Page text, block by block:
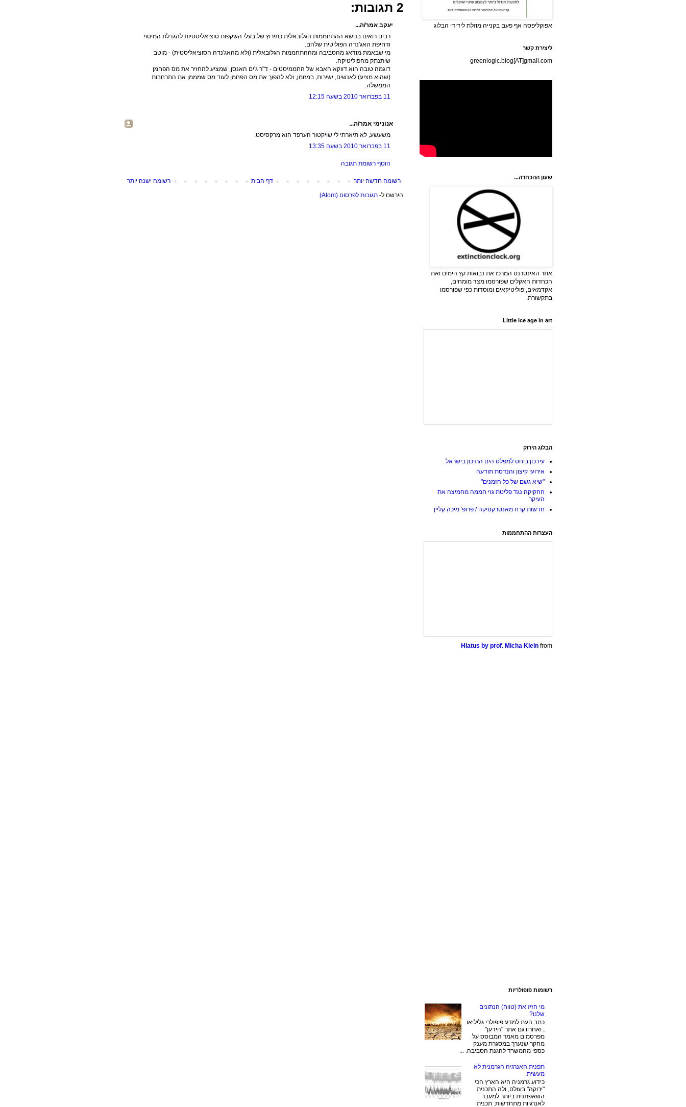
2 תגובות:
יעקב אמר/ה...
רבים רואים בנושא ההתחממות הגלובאלית כתירוץ של בעלי השקפות סוציאליסטיות להגדלת המיסוי
ודחיפת האג'נדה הפוליטית שלהם.
מי שבאמת מודאג מהסביבה ומההתחממות הגלובאלית (ולא מהאג'נדה הסוציאליסטית) - מוטב
שיתנתק מהפוליטיקה.
דוגמה טובה הוא דווקא האבא של החממיסטים - ד"ר ג'ים האנסן, שמציע להחזיר את מס הפחמן
(שהוא מציע) לאנשים, ישירות, במזומן, ולא להפוך את מס הפחמן לעוד מס שמממן את התרחבות
הממשלה.
11 בפברואר 2010 בשעה 12:15
אנונימי אמר/ה...
משעשע, לא תיארתי לי שויקטור הערפד הוא מרקסיסט.
11 בפברואר 2010 בשעה 13:35
הוסף רשומת תגובה
רשומה חדשה יותר רשומה ישנה יותר
דף הבית
הירשם ל- תגובות לפרסום (Atom)
אפוקליפסה אף פעם בקנייה מוזלת לידידי הבלוג
ליצירת קשר
greenlogic.blog[AT]gmail.com
שעון ההכחדה...
אתר האינטרנט המרכז את נבואות קץ הימים ואת
הכחדות האקלים שפורסמו מצד מומחים,
אקדמאים, פוליטיקאים ומוסדות כפי שפורסמו
בתקשורת.
Little ice age in art
הבלוג הירוק
עידכון ביחס למפלס הים התיכון בישראל.
אירועי קיצון והנדסת תודעה
"שיא גשם של כל הזמנים"
החקיקה נגד פליטת גזי חממה מחמיצה את
העיקר
חדשות קרח מאנטרקטיקה / פרופ' מיכה קליין
העצרות ההתחממות
Hiatus by prof. Micha Klein from
רשומות פופולריות
מי הזיז את (טווח) הנתונים
שלנו?
כתב העת למדע פופולרי גליליאו
, ואחריו גם אתר "הידען"
מפרסמים מאמר המבוסס על
מחקר שנערך במסגרת מענק
כספי מהמשרד להגנת הסביבה. ...
תפנית האנרגיה הגרמנית לא
מעשית.
כידוע גרמניה היא הארץ הכי
"ירוקה" בעולם, ולה התכנית
השאפתנית ביותר למעבר
לאנרגיות מתחדשות. תכנית